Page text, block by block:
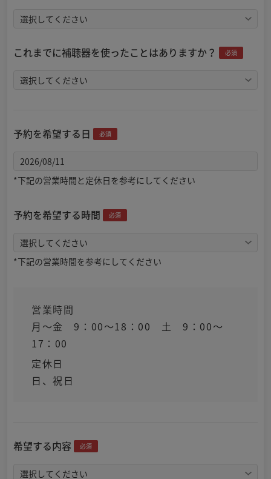
これまでに補聴器を使ったことはありますか？ 必須
予約を希望する日 必須
*下記の営業時間と定休日を参考にしてください
予約を希望する時間 必須
*下記の営業時間を参考にしてください
営業時間
月～金 9：00～18：00 土 9：00～
17：00
定休日
日、祝日
希望する内容 必須